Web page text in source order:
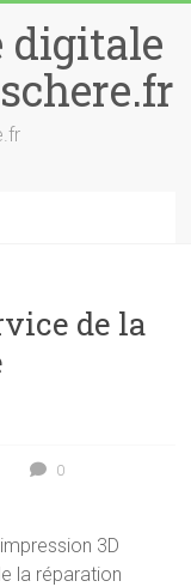
digitale
de la
0
3D
la réparation